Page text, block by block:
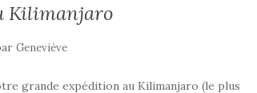
Kilimanjaro
Geneviève
grande expédition au Kilimanjaro (le plus